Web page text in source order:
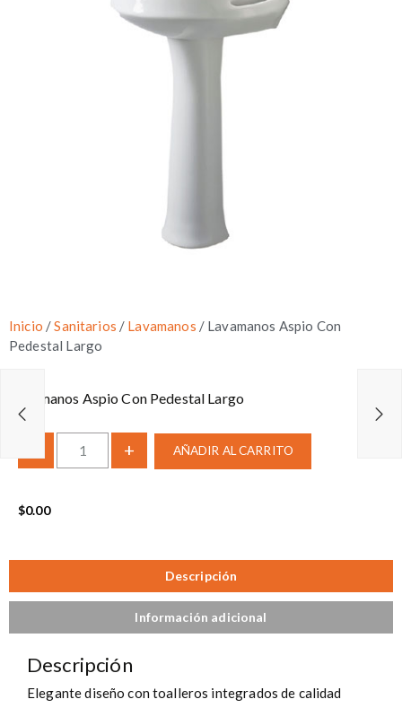
Inicio /Sanitarios / Lavamanos / Lavamanos Aspio Con
Pedestal Largo
Lavamanos Aspio Con Pedestal Largo
+ AÑADIR AL CARRITO
$0.00
Descripción
Información adicional
Descripción
Elegante diseño con toalleros integrados de calidad